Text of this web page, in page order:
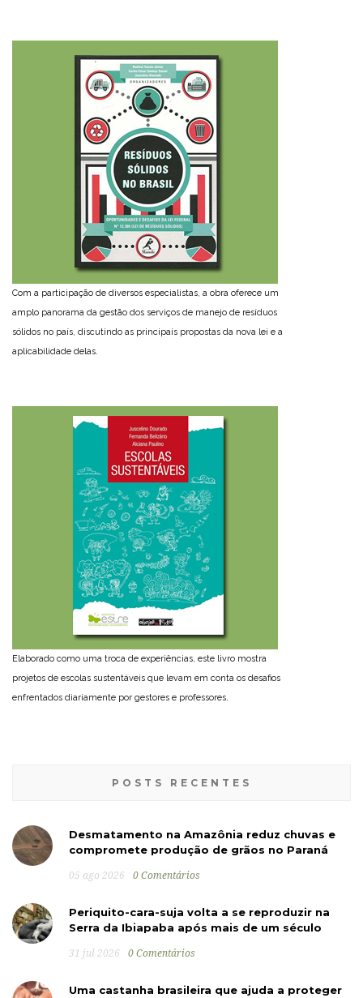
Com a participação de diversos especialistas, a obra oferece um
amplo panorama da gestão dos serviços de manejo de resíduos
sólidos no país, discutindo as principais propostas da nova lei e a
aplicabilidade delas.
Elaborado como uma troca de experiências, este livro mostra
projetos de escolas sustentáveis que levam em conta os desafios
enfrentados diariamente por gestores e professores.
POSTS RECENTES
Desmatamento na Amazônia reduz chuvas e
compromete produção de grãos no Paraná
05 ago 2026 0 Comentários
Periquito-cara-suja volta a se reproduzir na
Serra da Ibiapaba após mais de um século
31 jul 2026 0 Comentários
Uma castanha brasileira que ajuda a proteger